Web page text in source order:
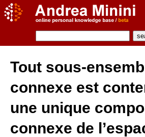
Tout sous-
connexe est
une unique
connexe de